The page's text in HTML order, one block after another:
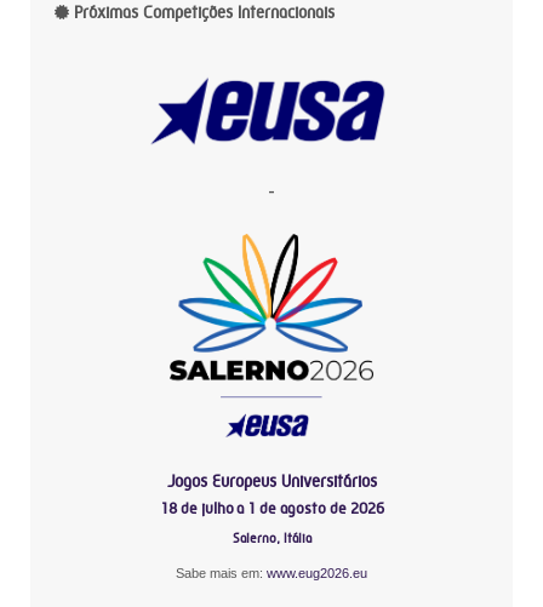
Próximas Competições Internacionais
-
Jogos Europeus Universitários
18 de julho a 1 de agosto de 2026
Salerno, Itália
Sabe mais em: www.eug2026.eu